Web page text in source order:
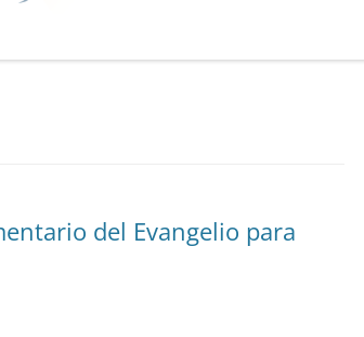
del Evangelio para